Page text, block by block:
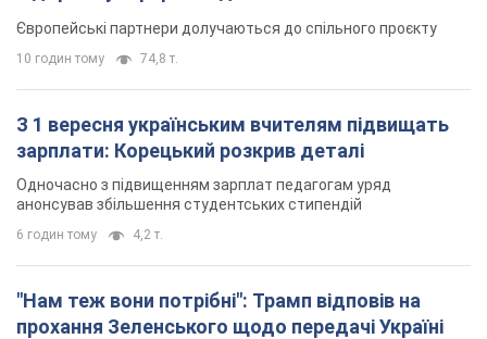
Європейські партнери долучаються до спільного проєкту
10 годин тому 74,8 т.
З 1 вересня українським вчителям підвищать
зарплати: Корецький розкрив деталі
Одночасно з підвищенням зарплат педагогам уряд
анонсував збільшення студентських стипендій
6 годин тому 4,2 т.
"Нам теж вони потрібні": Трамп відповів на
прохання Зеленського щодо передачі Україні